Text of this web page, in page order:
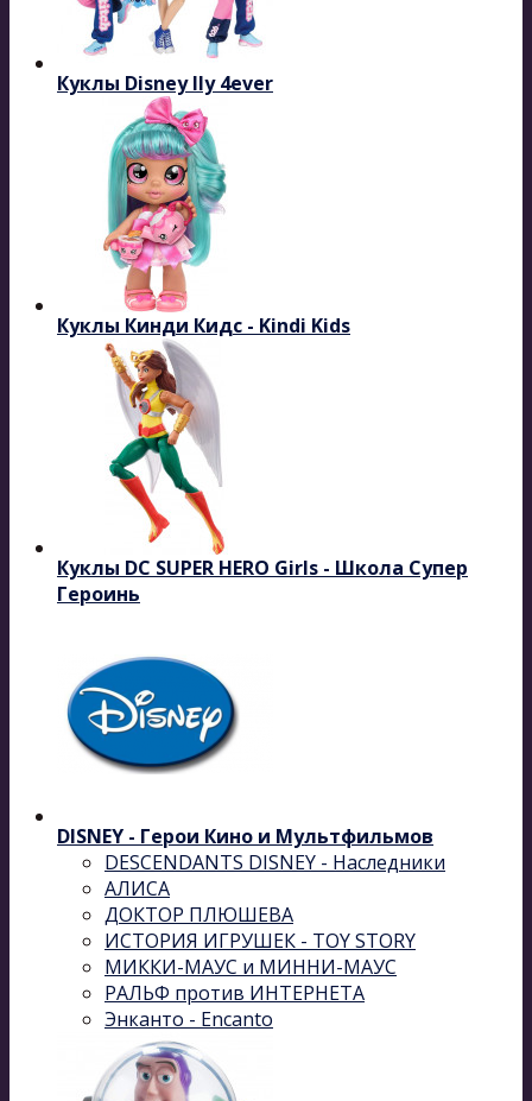
Куклы Disney Ily 4ever
Куклы Кинди Кидс - Kindi Kids
Куклы DC SUPER HERO Girls - Школа Супер
Героинь
DISNEY - Герои Кино и Мультфильмов
DESCENDANTS DISNEY - Наследники
АЛИСА
ДОКТОР ПЛЮШЕВА
ИСТОРИЯ ИГРУШЕК - TOY STORY
МИККИ-МАУС и МИННИ-МАУС
РАЛЬФ против ИНТЕРНЕТА
Энканто - Encanto